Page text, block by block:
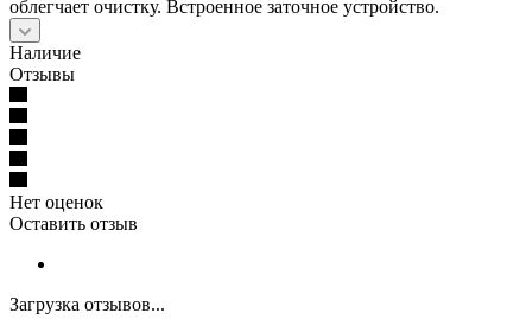
облегчает очистку. Встроенное заточное устройство.
Наличие
Отзывы
Нет оценок
Оставить отзыв
Загрузка отзывов...